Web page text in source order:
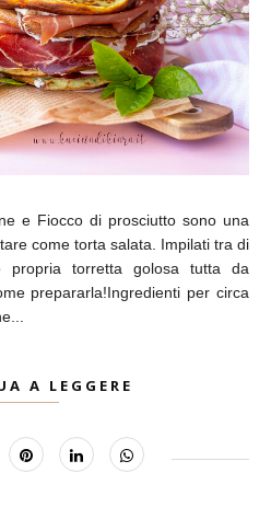
e Fiocco di prosciutto sono una
come torta salata. Impilati tra di
torretta golosa tutta da
prepararla!Ingredienti per circa
A LEGGERE